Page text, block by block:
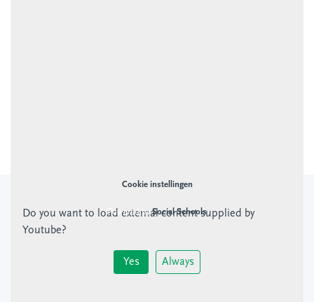
Do you want to load external content supplied by
Youtube?
Yes Always
Cookie instellingen
Powered bySocial Schools